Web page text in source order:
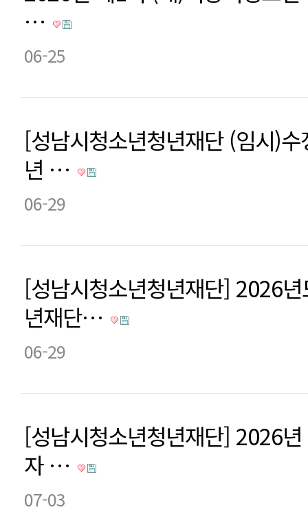
…
06-25
[성남시청소년청년재단 (임시)
년 …
06-29
[성남시청소년청년재단] 2026
년재단…
06-29
[성남시청소년청년재단] 2026
자 …
07-03